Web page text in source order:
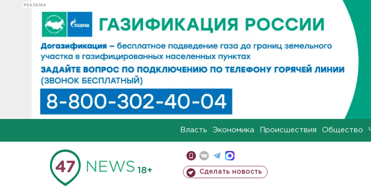
РЕКЛАМА
Власть Экономика Происшествия Общество
18+ Сделать новость